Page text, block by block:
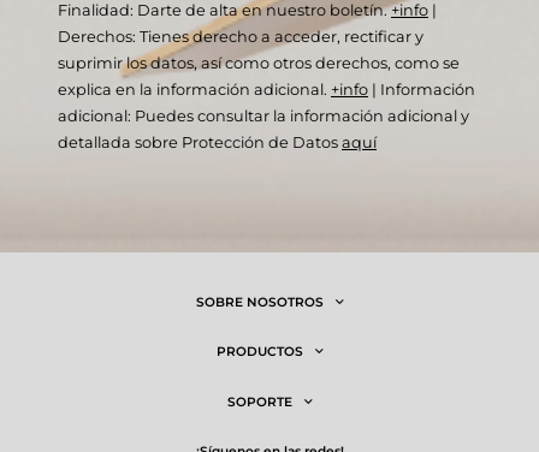
Finalidad: Darte de alta en nuestro boletín.+info |
Derechos: Tienes derecho a acceder, rectificar y
suprimir los datos, así como otros derechos, como se
explica en la información adicional. +info | Información
adicional: Puedes consultar la información adicional y
detallada sobre Protección de Datos aquí
SOBRE NOSOTROS
PRODUCTOS
SOPORTE